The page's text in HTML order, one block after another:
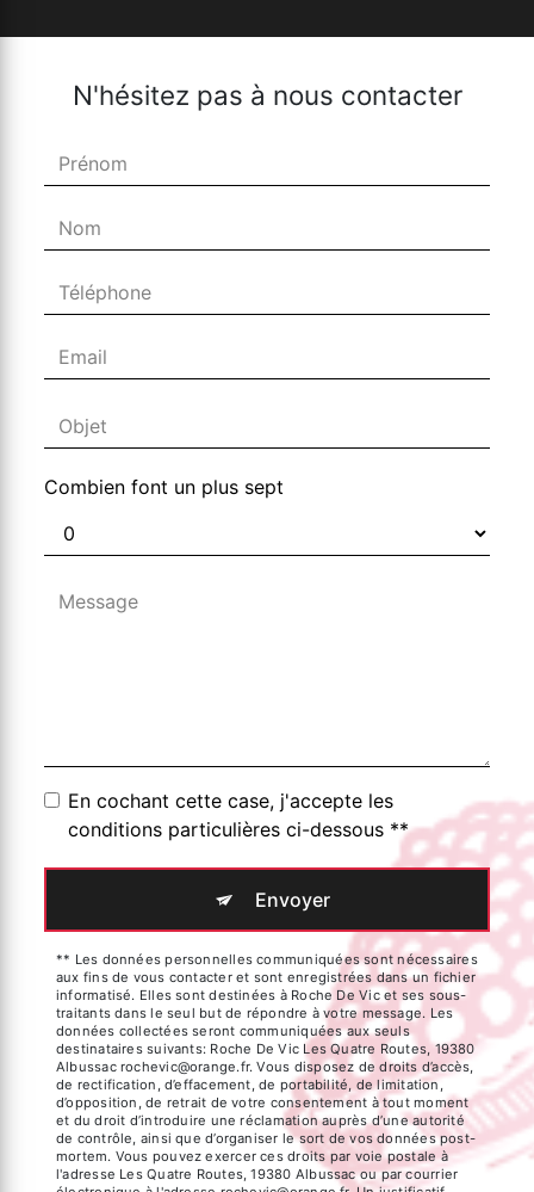
N'hésitez pas à nous contacter
Combien font un plus sept
En cochant cette case, j'accepte les
conditions particulières ci-dessous **
Envoyer
** Les données personnelles communiquées sont nécessaires
aux fins de vous contacter et sont enregistrées dans un fichier
informatisé. Elles sont destinées à Roche De Vic et ses sous-
traitants dans le seul but de répondre à votre message. Les
données collectées seront communiquées aux seuls
destinataires suivants: Roche De Vic Les Quatre Routes, 19380
Albussac rochevic@orange.fr. Vous disposez de droits d’accès,
de rectification, d’effacement, de portabilité, de limitation,
d’opposition, de retrait de votre consentement à tout moment
et du droit d’introduire une réclamation auprès d’une autorité
de contrôle, ainsi que d’organiser le sort de vos données post-
mortem. Vous pouvez exercer ces droits par voie postale à
l'adresse Les Quatre Routes, 19380 Albussac ou par courrier